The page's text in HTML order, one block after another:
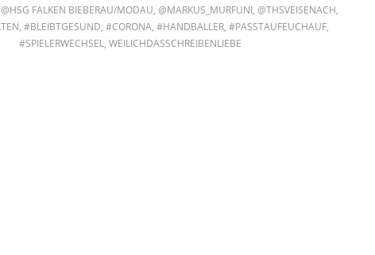
@HSG FALKEN BIEBERAU/MODAU @MARKUS_MURFUNI @THSVEISENACH
,#BLEIBTGESUND ,#CORONA ,#HANDBALLER ,#PASSTAUFEUCHAUF
#SPIELERWECHSEL
,WEILICHDASSCHREIBENLIEBE